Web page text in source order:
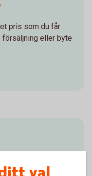
pris som du får
eller byte
mer om